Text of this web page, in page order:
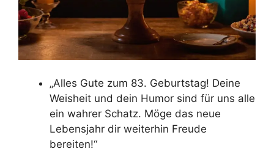
„Alles Gute zum 83. Geburtstag! Deine
Weisheit und dein Humor sind für uns alle
ein wahrer Schatz. Möge das neue
Lebensjahr dir weiterhin Freude
bereiten!“